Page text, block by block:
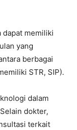
dapat memiliki
yang
berbagai
STR, SIP).
dalam
dokter,
terkait